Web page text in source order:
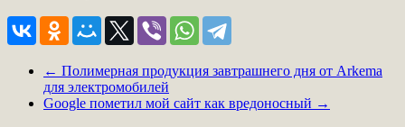
← Полимерная продукция завтрашнего дня от Arkema
для электромобилей
Google пометил мой сайт как вредоносный →